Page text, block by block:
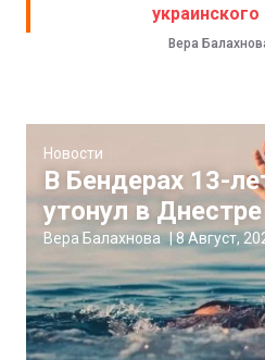
Вера
Новости
В Бендерах 13-
утонул в Днестре
Вера Балахнова |8 Август,